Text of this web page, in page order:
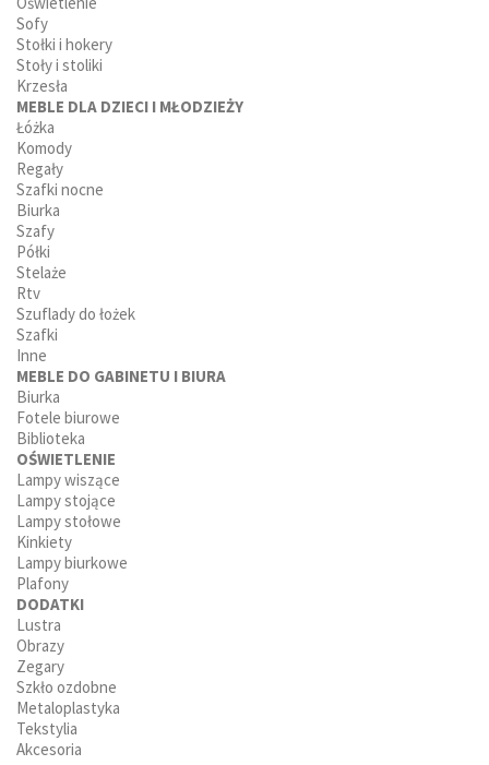
Sofy
Stołki i hokery
Stoły i stoliki
Krzesła
MEBLE DLA DZIECI I MŁODZIEŻY
Łóżka
Komody
Regały
Szafki nocne
Biurka
Szafy
Półki
Stelaże
Rtv
Szuflady do łożek
Szafki
Inne
MEBLE DO GABINETU I BIURA
Biurka
Fotele biurowe
Biblioteka
OŚWIETLENIE
Lampy wiszące
Lampy stojące
Lampy stołowe
Kinkiety
Lampy biurkowe
Plafony
DODATKI
Lustra
Obrazy
Zegary
Szkło ozdobne
Metaloplastyka
Tekstylia
Akcesoria